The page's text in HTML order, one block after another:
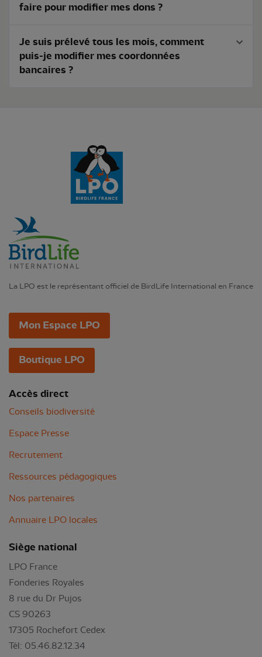
faire pour modifier mes dons ?
Je suis prélevé tous les mois, comment
puis-je modifier mes coordonnées
bancaires ?
La LPO est le représentant officiel de BirdLife International en France
Mon Espace LPO
Boutique LPO
Accès direct
Conseils biodiversité
Espace Presse
Recrutement
Ressources pédagogiques
Nos partenaires
Annuaire LPO locales
Siège national
LPO France
Fonderies Royales
8 rue du Dr Pujos
CS 90263
17305 Rochefort Cedex
Tél: 05.46.82.12.34